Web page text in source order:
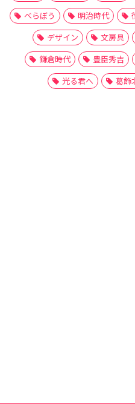
べらぼう
明治時代
デザイン
文房具
鎌倉時代
豊臣秀吉
光る君へ
葛飾